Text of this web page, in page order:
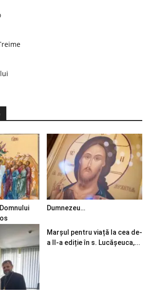
Dumnezeu…
Marșul pentru viață la cea de-
a II-a ediție în s. Lucășeuca,...